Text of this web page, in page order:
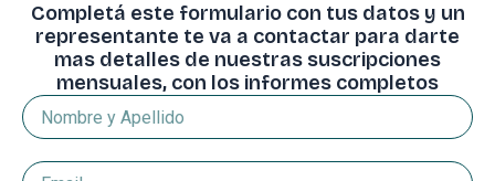
Completá este formulario con tus datos y un
representante te va a contactar para darte
mas detalles de nuestras suscripciones
mensuales, con los informes completos
Nombre
y
Email